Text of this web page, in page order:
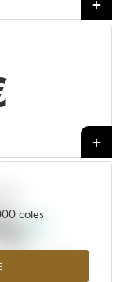
+
cotes
par rapport à